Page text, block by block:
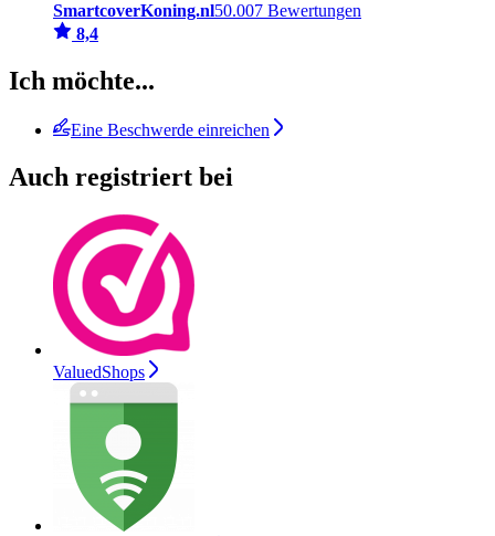
SmartcoverKoning.nl50.007 Bewertungen
8,4
Ich möchte...
Eine Beschwerde einreichen
Auch registriert bei
ValuedShops